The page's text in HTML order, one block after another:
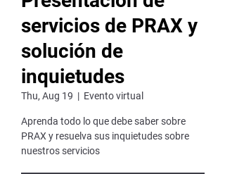
servicios de PRAX y
solución de
inquietudes
Thu, Aug 19
  |
Evento virtual
Aprenda todo lo que debe saber sobre
PRAX y resuelva sus inquietudes sobre
nuestros servicios